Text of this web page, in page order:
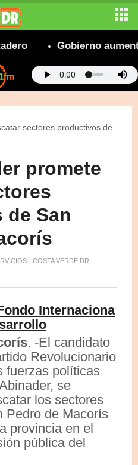
Gobierno aumenta
promete
San
- COSTA VERDE DR
. -El candidato
Revolucionario
fuerzas políticas
se
los sectores
Pedro de Macorís
provincia en el
pública del